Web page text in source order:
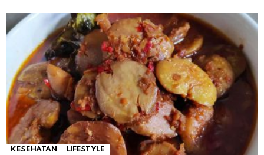
KESEHATAN LIFESTYLE